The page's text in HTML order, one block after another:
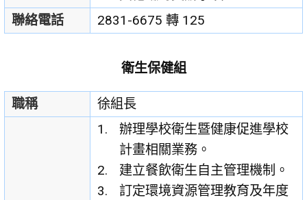
聯絡電話
2831-6675 轉 125
衛生保健組
職稱 徐組長
辦理學校衛生暨健康促進學校
計畫相關業務。
建立餐飲衛生自主管理機制。
訂定環境資源管理教育及年度